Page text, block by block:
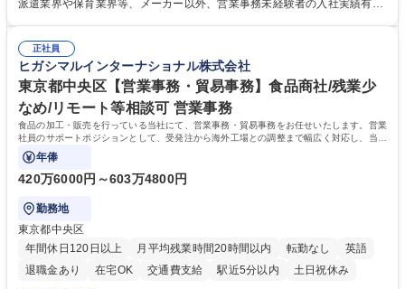
募集職種 【大阪・京都・滋賀】営業事務 ※未経験可
派遣業界や保育業界等、メーカー以外、営業事務未経験者の入社実績有
えて、お客様や社員の状況に合わせ、能動的なサポート、改善の動きも期
待され。組織を支えるスペシャリストとして、チームに貢献し、結果的に
社員から頼られる存在になることができます。平均19:30の退勤以降の業
務の持ち帰りも禁止されており、メリハリのある働き方となります。 学
歴・資格 学歴：大学院 大学 高専 短大 語学力： 資格：
正社員
ヒガシマルインターナショナル株式会社
東京都中央区【営業事務・貿易事務】食品商社/残業少
なめ/リモート等相談可 営業事務
食品の加工・販売を行っている当社にて、営業事務・貿易事務をお任せいたします。営業
社員のサポートポジションとして、受発注から海外工場との調整まで幅広く対応し、当社
事業の根幹を支えていただきます。
年俸
420万6000円～603万4800円
勤務地
東京都中央区
年間休日120日以上
月平均残業時間20時間以内 転勤なし
英語
退職金あり
在宅OK 交通費支給 駅近5分以内 土日祝休み